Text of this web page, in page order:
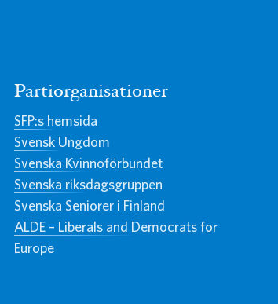
Partiorganisationer
SFP:s hemsida
Svensk Ungdom
Svenska Kvinnoförbundet
Svenska riksdagsgruppen
Svenska Seniorer i Finland
ALDE – Liberals and Democrats for
Europe